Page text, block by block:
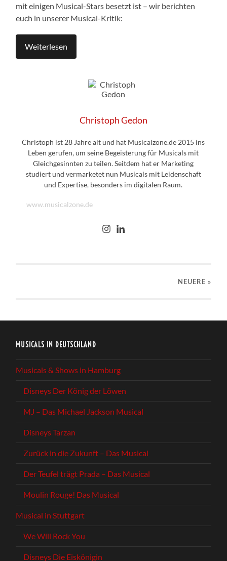
mit einigen Musical-Stars besetzt ist – wir berichten
euch in unserer Musical-Kritik:
Weiterlesen
Christoph Gedon
Christoph ist 28 Jahre alt und hat Musicalzone.de 2015 ins
Leben gerufen, um seine Begeisterung für Musicals mit
Gleichgesinnten zu teilen. Seitdem hat er Marketing
studiert und vermarketet nun Musicals mit Leidenschaft
und Expertise, besonders im digitalen Raum.
www.musicalzone.de
NEUERE »
MUSICALS IN DEUTSCHLAND
Musicals & Shows in Hamburg
Disneys Der König der Löwen
MJ – Das Michael Jackson Musical
Disneys Tarzan
Zurück in die Zukunft – Das Musical
Der Teufel trägt Prada – Das Musical
Moulin Rouge! Das Musical
Musical in Stuttgart
We Will Rock You
Disneys Die Eiskönigin